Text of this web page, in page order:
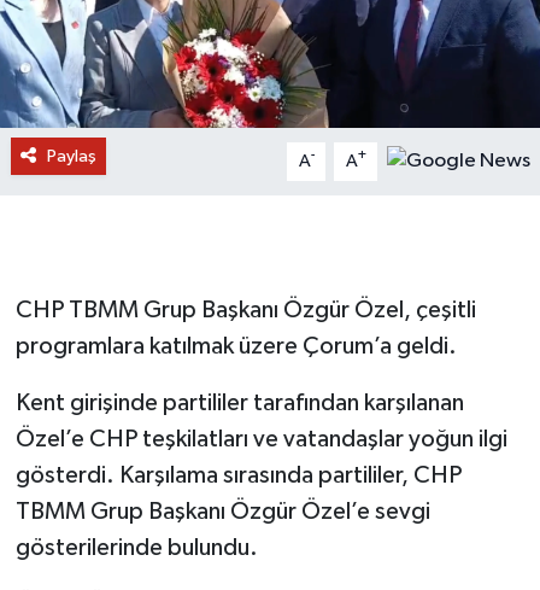
Paylaş A- A+
CHP TBMM Grup Başkanı Özgür Özel, çeşitli
programlara katılmak üzere Çorum’a geldi.
Kent girişinde partililer tarafından karşılanan
Özel’e CHP teşkilatları ve vatandaşlar yoğun ilgi
gösterdi. Karşılama sırasında partililer, CHP
TBMM Grup Başkanı Özgür Özel’e sevgi
gösterilerinde bulundu.